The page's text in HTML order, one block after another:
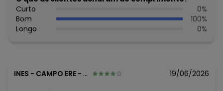
Observação: Blusa térmica segunda pele que oferece
conforto e proteção nos dias frios.
- Malha térmica de poliéster dry com elastano, toque
Composição: 93% Poliéster 7% Elastano
Curto
0%
Bom
100%
Longo
0%
INES - CAMPO ERE - SC 19/06/2026